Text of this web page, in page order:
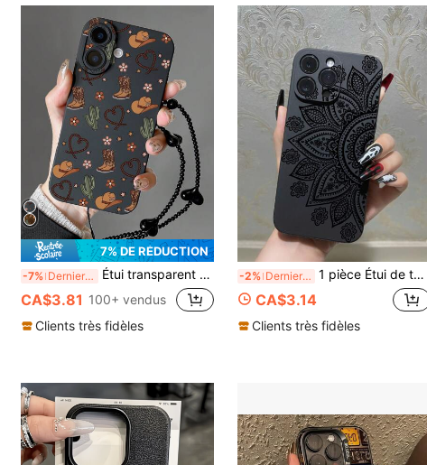
7% DE RÉDUCTION
-7% Derniers 3 jours Étui transparent compatible avec iPhone, imprimé style cactus et western, avec cordon tour de cou. Compatible avec iPhone11/12/13/14/15/15pro/15 Plus/15 Promax/7plus/8plus/X/Xs Max/Xr/11pro/12pro/13pro/14pro/12mini/13mini/11promax/12promax/13promax/14promax/14plus/6/6s/6plus/7/8/Se&Galaxy/A54/A14/A12/A13/A15/A32/A33/A24/A52S/S20/S21/S22/S23/S24/S23Plus/S24ultra. Version internationale, étanche, antichoc, anti-chute, résistant aux rayures.
CA$3.81 100+ vendus
Clients très fidèles
-2% Derniers 3 jours 1 pièce Étui de téléphone souple anti-chute imprimé à la mode, minimaliste et pratique, multifonction, imperméable, antichoc et résistant aux rayures
CA$3.14
Clients très fidèles